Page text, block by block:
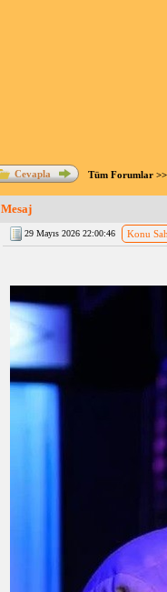
Cevapla Tüm Forumlar>>
Mesaj
29 Mayıs 2026 22:00:46 Konu